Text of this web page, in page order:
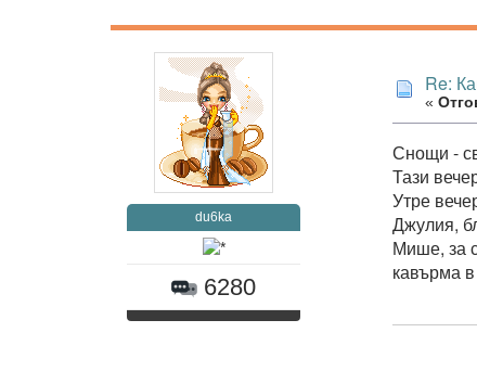
du6ka
6280
Re:
«
Снощи -
Тази
Утре
Джулия,
Мише, за
кавърма